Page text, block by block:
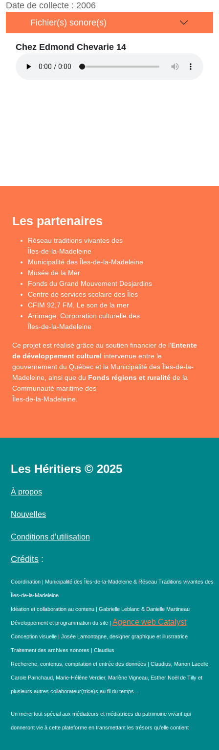
Date de collecte : 2006
Fichier(s) sonore(s)
Chez Edmond Chevarie 14
Les partenaires
Réseau traditions vivantes des
Îles-de-la-Madeleine
Municipalité des Îles-de-la-Madeleine
Musée de la Mer
Fonds du Grand Mouvement Desjardins
Centre de services scolaire des Îles
CFIM 92,7 FM, Le son de la mer
Arrimage, Corporation culturelle des
Îles-de-la-Madeleine
Ce projet est réalisé grâce au soutien financier de l’Entente
de développement culturel intervenue entre le
gouvernement du Québec et la Municipalité des Îles-de-la-
Madeleine, ainsi que du Fonds régions et ruralité de la
Communauté maritime des
Îles-de-la-Madeleine.
Les Héritiers © 2025
À propos
Nouvelles
Conditions d’utilisation
Crédits :
Coordination | Municipalité des Îles-de-la-Madeleine & Réseau Traditions vivantes des
Îles-de-la-Madeleine
Idéation et collaboration au contenu | Gabrielle Leblanc & Danielle Martineau
Développement et programmation du site | Agence web Catalyst
Conception visuelle | Josée Lamontagne, designer graphique et illustratrice
Traitement des archives sonores | Claudius
Recherche, contenus, compilation et entrée des données | Claudius, Manon Lacelle,
Carole Painchaud, Marie-Hélène Verdier, Marlène Vigneau, Esther Noël de Tilly et
plusieurs autres collaborateur(trice)s au fil du temps…
Un merci tout spécial aux médiateurs et médiatrices du patrimoine vivant qui
donneront vie à cette plateforme en transmettant les trésors qu’elle contient